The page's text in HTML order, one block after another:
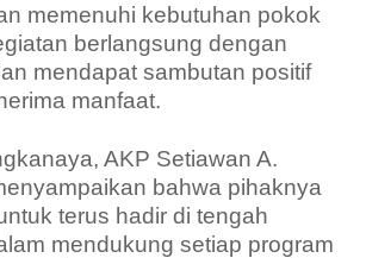
memenuhi kebutuhan pokok
berlangsung dengan
mendapat sambutan positif
manfaat.
AKP Setiawan A.
bahwa pihaknya
terus hadir di tengah
mendukung setiap program